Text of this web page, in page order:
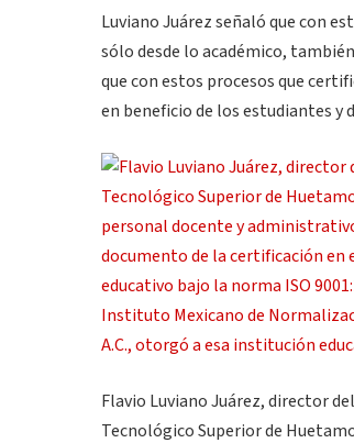
Luviano Juárez señaló que con
sólo desde lo académico,
que con estos procesos que
en beneficio de los estudiantes y
Flavio Luviano Juárez, director
Tecnológico Superior de